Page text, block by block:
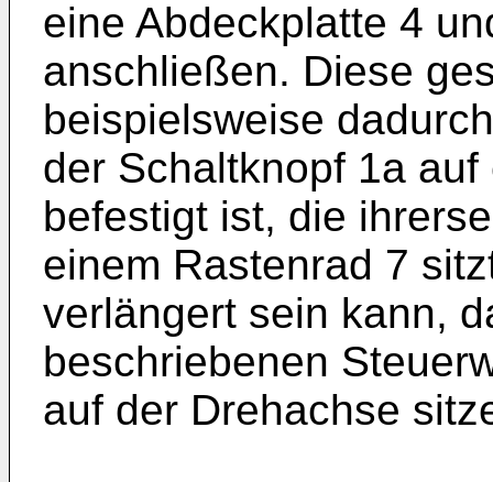
eine Abdeckplatte 4
anschließen. Diese
beispielsweise
der Schaltknopf 1a
befestigt ist, die
einem Rastenrad 7
verlängert sein kann,
beschriebenen
auf der Drehachse